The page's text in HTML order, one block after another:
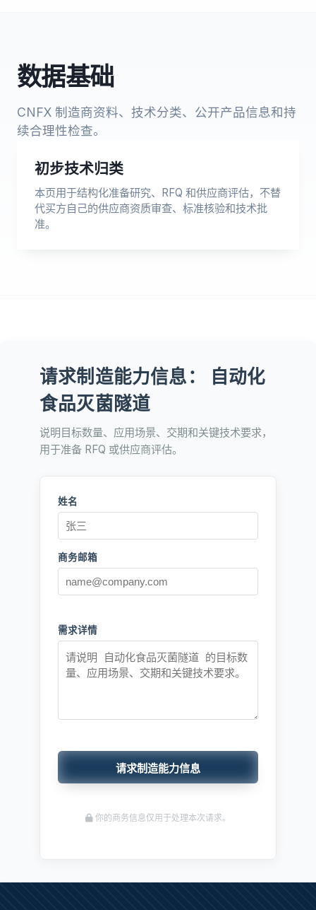
数据基础
CNFX 制造商资料、技术分类、公开产品信息和持
续合理性检查。
初步技术归类
本页用于结构化准备研究、RFQ 和供应商评估，不替
代买方自己的供应商资质审查、标准核验和技术批
准。
请求制造能力信息： 自动化
食品灭菌隧道
说明目标数量、应用场景、交期和关键技术要求，
用于准备 RFQ 或供应商评估。
姓名
商务邮箱
需求详情
请求制造能力信息
你的商务信息仅用于处理本次请求。